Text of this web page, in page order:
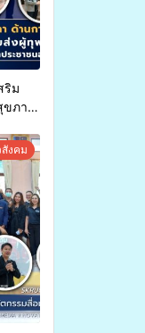
ริม
ขภาพ
วาม
าง
งคม